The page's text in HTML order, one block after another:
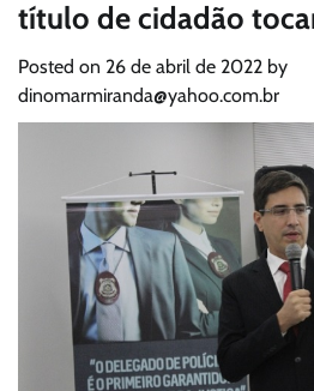
título de cidadão
Posted on 26 de abril de 2022 by
dinomarmiranda@yahoo.com.br